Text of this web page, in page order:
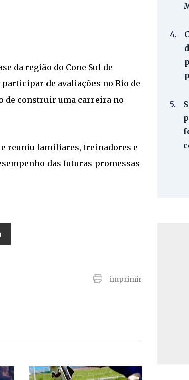
da região do Cone Sul de
de avaliações no Rio de
de construir uma carreira no
e reuniu familiares, treinadores e
das futuras promessas
imprimir
4.
5.